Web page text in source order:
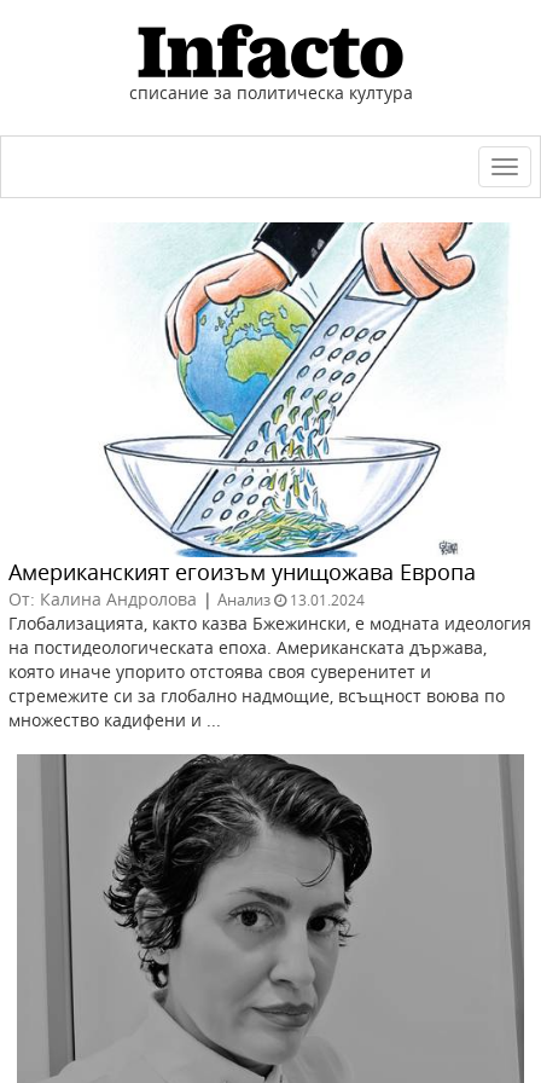
списание за политическа култура
Американският егоизъм унищожава Европа
От: Калина Андролова | Анализ 13.01.2024
Глобализацията, както казва Бжежински, е модната идеология
на постидеологическата епоха. Американската държава,
която иначе упорито отстоява своя суверенитет и
стремежите си за глобално надмощие, всъщност воюва по
множество кадифени и ...